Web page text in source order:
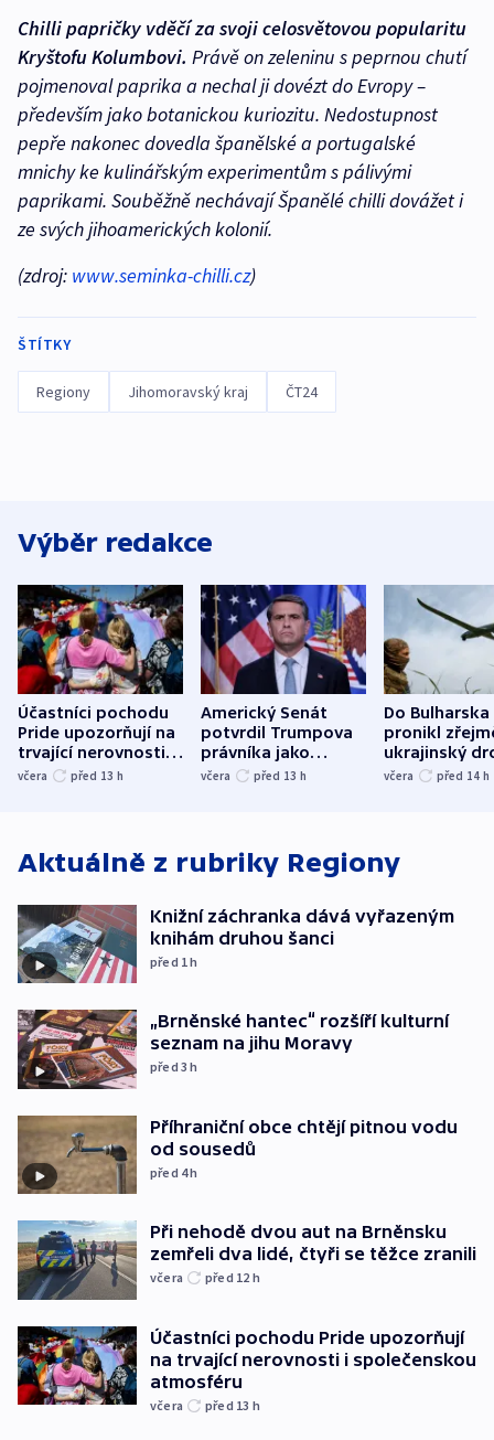
Chilli papričky vděčí za svoji celosvětovou popularitu
Kryštofu Kolumbovi. Právě on zeleninu s peprnou chutí
pojmenoval paprika a nechal ji dovézt do Evropy –
především jako botanickou kuriozitu. Nedostupnost
pepře nakonec dovedla španělské a portugalské
mnichy ke kulinářským experimentům s pálivými
paprikami. Souběžně nechávají Španělé chilli dovážet i
ze svých jihoamerických kolonií.
(zdroj: www.seminka-chilli.cz)
ŠTÍTKY
Regiony Jihomoravský kraj ČT24
Výběr redakce
Účastníci pochodu
Pride upozorňují na
trvající nerovnosti i
společenskou
včera před 13 h
Americký Senát
potvrdil Trumpova
právníka jako
ministra
včera před 13 h
Do Bulharska
pronikl
ukrajinský
explodoval
včera před 14 h
Aktuálně z rubriky Regiony
Knižní záchranka dává vyřazeným
knihám druhou šanci
před 1h
„Brněnské hantec“ rozšíří kulturní
seznam na jihu Moravy
před 3h
Příhraniční obce chtějí pitnou vodu
od sousedů
před 4h
Při nehodě dvou aut na Brněnsku
zemřeli dva lidé, čtyři se těžce zranili
včera před 12 h
Účastníci pochodu Pride upozorňují
na trvající nerovnosti i společenskou
atmosféru
včera před 13 h